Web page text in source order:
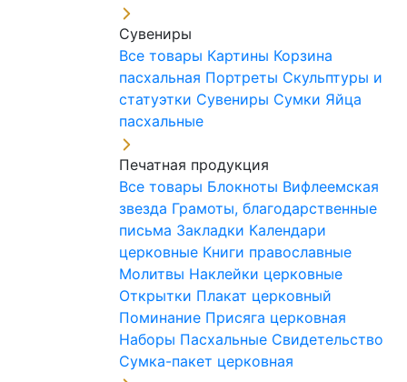
Сувениры
Все товары Картины Корзина
пасхальная Портреты Скульптуры и
статуэтки Сувениры Сумки Яйца
пасхальные
Печатная продукция
Все товары Блокноты Вифлеемская
звезда Грамоты, благодарственные
письма Закладки Календари
церковные Книги православные
Молитвы Наклейки церковные
Открытки Плакат церковный
Поминание Присяга церковная
Наборы Пасхальные Свидетельство
Сумка-пакет церковная